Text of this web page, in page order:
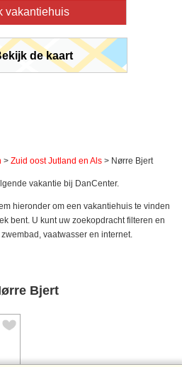
vakantiehuis
de kaart
> Zuid oost Jutland en Als > Nørre Bjert
vakantie bij DanCenter.
hieronder om een vakantiehuis te vinden
bent. U kunt uw zoekopdracht filteren en
vaatwasser en internet.
Bjert